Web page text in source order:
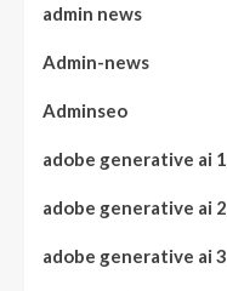
admin news
Admin-news
Adminseo
adobe generative ai 1
adobe generative ai 2
adobe generative ai 3